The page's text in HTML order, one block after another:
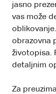
jasno
vas može
obrazovna
životopisa.
detaljnim
Za